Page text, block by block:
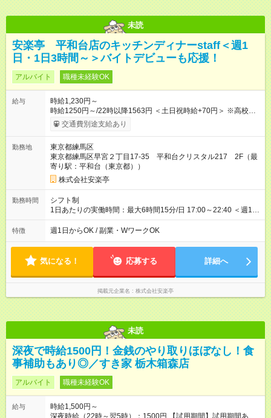
未読
安楽亭 平和台店のキッチンディナーstaff＜週1
日・1日3時間～＞バイトデビューも応援！
アルバイト 職種未経験OK
給与
時給1,230円～
時給1250円～/22時以降1563円 ＜土日祝時給+70円＞ ※高校生
時給1230円 【試用期間】試用期間あり 試用期間の長さ：12ヶ
月 雇用形態、給与は本採用時と同じです。 ※最大12ヶ月の間
交通費別途支給あり
勤務地
東京都練馬区
東京都練馬区早宮２丁目17-35 平和台クリスタル217 2F（最
寄り駅：平和台（東京都））
株式会社安楽亭
勤務時間
シフト制
1日あたりの実働時間：最大6時間15分/日 17:00～22:40 ＜週1日
～/短時間OK！＞ ※18歳未満・高校生は21:30までの勤務 ・シフ
トは自己申告制だから私生活優先でOK◎ ・週1日もあれば週5日
して短時間」など希望に合わせて働けます！
特徴 週1日からOK / 副業・WワークOK
気になる！ 応募する 詳細へ
掲載元企業名 株式会社安楽亭
未読
深夜で時給1500円！金銭のやり取りほぼなし！食
事補助もあり◎／すき家 栃木箱森店
アルバイト 職種未経験OK
給与
時給1,500円～
深夜時給（22時～翌5時）：1500円 【試用期間】試用期間あり